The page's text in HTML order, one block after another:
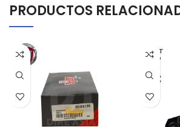
PRODUCTOS
AGOT
ADO